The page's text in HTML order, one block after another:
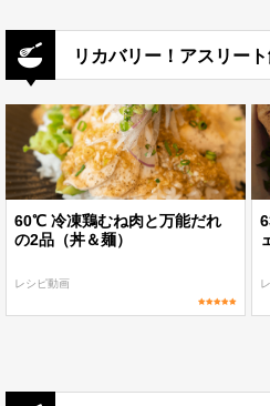
リカバリー！アスリー
60℃ 冷凍鶏むね肉と万能だれ
の2品（丼＆麺）
レシピ動画